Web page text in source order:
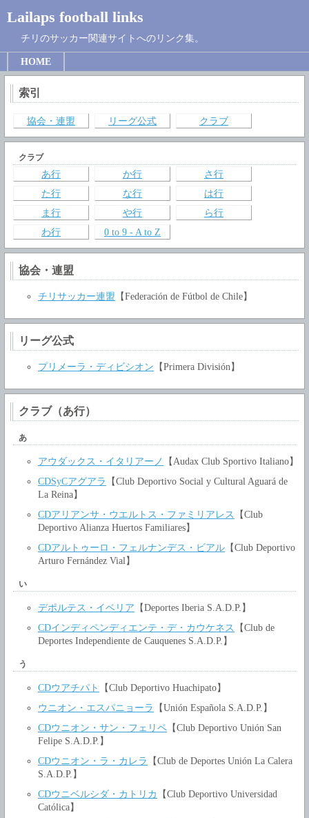
Lailaps football links
チリのサッカー関連サイトへのリンク集。
HOME
索引
協会・連盟 リーグ公式 クラブ
クラブ
あ行 か行
さ行
た行
な行
は行
ま行
や行
ら行
わ行
0 to 9 - A to Z
協会・連盟
チリサッカー連盟 【Federación de Fútbol de Chile】
リーグ公式
プリメーラ・ディビシオン 【Primera División】
クラブ（あ行）
あ
アウダックス・イタリアーノ
【Audax Club Sportivo Italiano】
CDSyCアグアラ
【Club Deportivo Social y Cultural Aguará de
La Reina】
CDアリアンサ・ウエルトス・ファミリアレス
【Club
Deportivo Alianza Huertos Familiares】
CDアルトゥーロ・フェルナンデス・ビアル 【Club Deportivo
Arturo Fernández Vial】
い
デポルテス・イベリア 【Deportes Iberia S.A.D.P.】
CDインディペンディエンテ・デ・カウケネス
【Club de
Deportes Independiente de Cauquenes S.A.D.P.】
う
CDウアチパト
【Club Deportivo Huachipato】
ウニオン・エスパニョーラ
【Unión Española S.A.D.P.】
CDウニオン・サン・フェリペ 【Club Deportivo Unión San
Felipe S.A.D.P.】
CDウニオン・ラ・カレラ
【Club de Deportes Unión La Calera
S.A.D.P.】
CDウニベルシダ・カトリカ
【Club Deportivo Universidad
Católica】